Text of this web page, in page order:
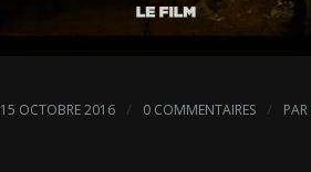
15 OCTOBRE 2016 / 0 COMMENTAIRES / PAR